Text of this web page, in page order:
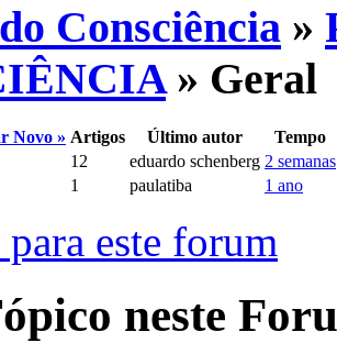
Consciência »
» Geral
Novo » Artigos Último autor
Tempo
12 eduardo schenberg 2 semanas
1 paulatiba 1 ano
para este forum
neste